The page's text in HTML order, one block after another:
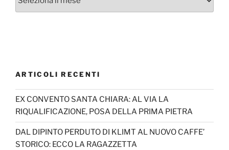
ARTICOLI RECENTI
EX CONVENTO SANTA CHIARA: AL VIA LA
RIQUALIFICAZIONE, POSA DELLA PRIMA PIETRA
DAL DIPINTO PERDUTO DI KLIMT AL NUOVO CAFFE’
STORICO: ECCO LA RAGAZZETTA